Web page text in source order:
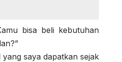
bisa beli kebutuhan
saya dapatkan sejak